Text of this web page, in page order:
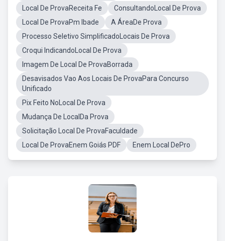
Local De ProvaReceita Fe
ConsultandoLocal De Prova
Local De ProvaPm Ibade
A ÁreaDe Prova
Processo Seletivo SimplificadoLocais De Prova
Croqui IndicandoLocal De Prova
Imagem De Local De ProvaBorrada
Desavisados Vao Aos Locais De ProvaPara Concurso
Unificado
Pix Feito NoLocal De Prova
Mudança De LocalDa Prova
Solicitação Local De ProvaFaculdade
Local De ProvaEnem Goiás PDF
Enem Local DePro